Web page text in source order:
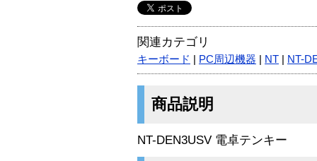
関連カテゴリ
キーボード PC周辺機器 NT NT-
商品説明
NT-DEN3USV 電卓テンキー